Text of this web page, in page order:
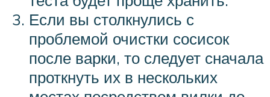
Если вы столкнулись с
проблемой очистки сосисок
после варки, то следует сначала
проткнуть их в нескольких